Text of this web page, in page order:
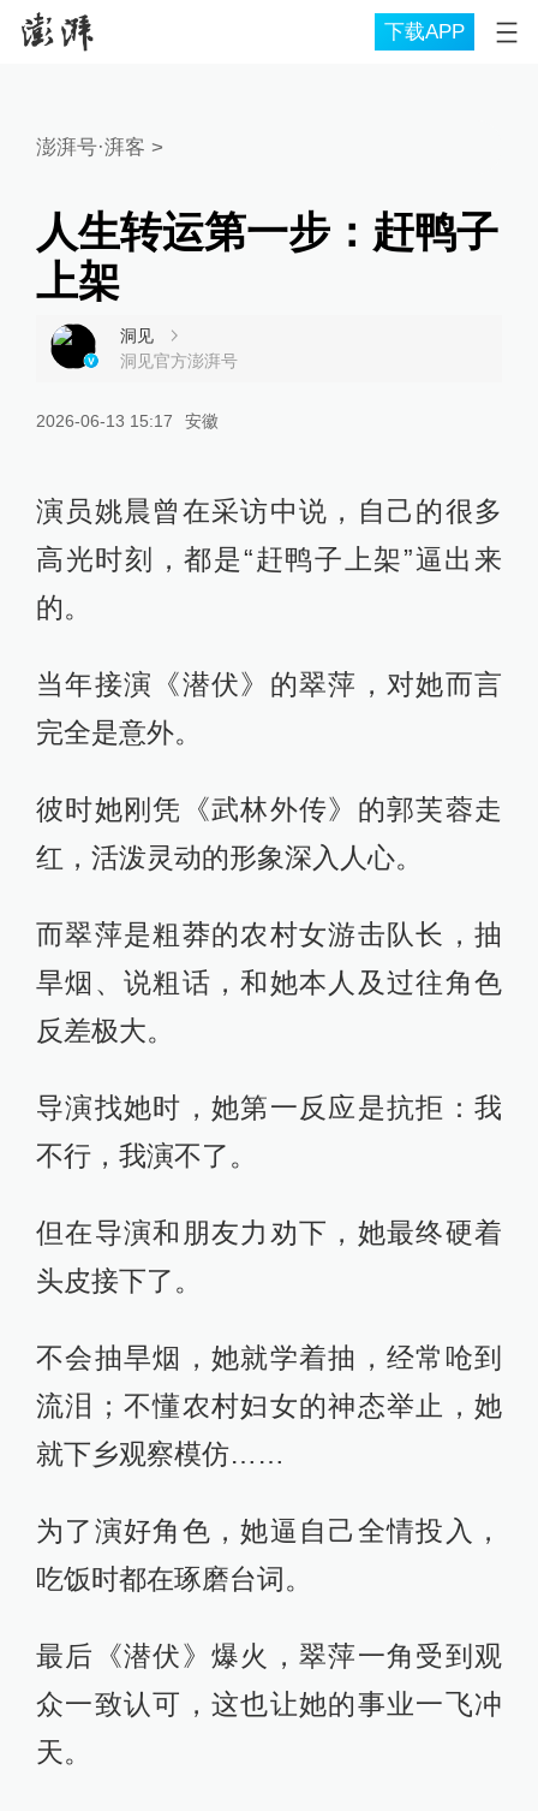
下载APP
澎湃号·湃客 >
人生转运第一步：赶鸭子
上架
洞见
洞见官方澎湃号
2026-06-13 15:17 安徽
演员姚晨曾在采访中说，自己的很多
高光时刻，都是“赶鸭子上架”逼出来
的。
当年接演《潜伏》的翠萍，对她而言
完全是意外。
彼时她刚凭《武林外传》的郭芙蓉走
红，活泼灵动的形象深入人心。
而翠萍是粗莽的农村女游击队长，抽
旱烟、说粗话，和她本人及过往角色
反差极大。
导演找她时，她第一反应是抗拒：我
不行，我演不了。
但在导演和朋友力劝下，她最终硬着
头皮接下了。
不会抽旱烟，她就学着抽，经常呛到
流泪；不懂农村妇女的神态举止，她
就下乡观察模仿……
为了演好角色，她逼自己全情投入，
吃饭时都在琢磨台词。
最后《潜伏》爆火，翠萍一角受到观
众一致认可，这也让她的事业一飞冲
天。